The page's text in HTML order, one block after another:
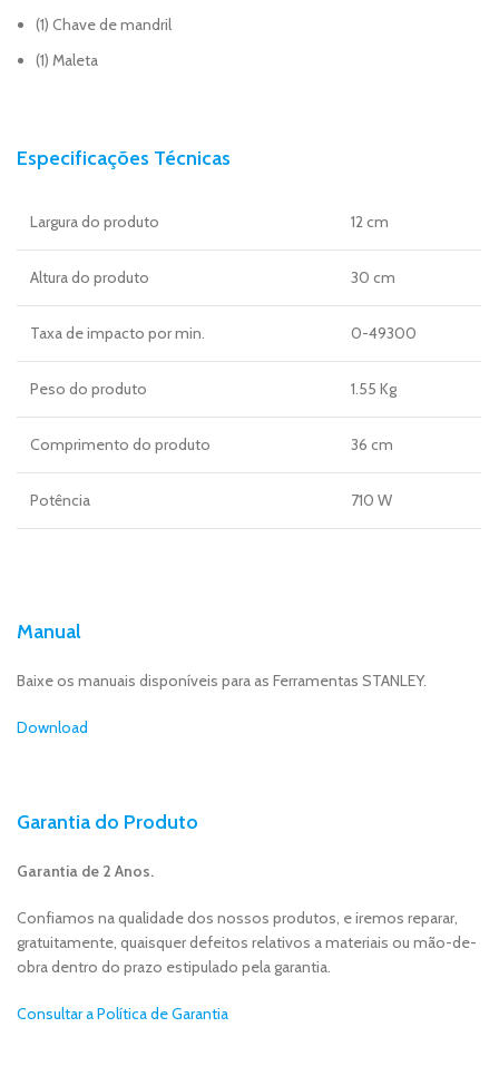
(1) Chave de mandril
(1) Maleta
Especificações Técnicas
Largura do produto 12 cm
Altura do produto 30 cm
Taxa de impacto por min. 0-49300
Peso do produto 1.55 Kg
Comprimento do produto 36 cm
Potência 710 W
Manual
Baixe os manuais disponíveis para as Ferramentas STANLEY.
Download
Garantia do Produto
Garantia de 2 Anos.
Confiamos na qualidade dos nossos produtos, e iremos reparar,
gratuitamente, quaisquer defeitos relativos a materiais ou mão-de-
obra dentro do prazo estipulado pela garantia.
Consultar a Política de Garantia